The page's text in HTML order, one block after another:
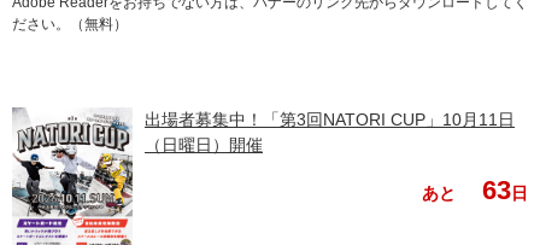
ださい。（無料）
出場者募集中！「第3回NATORI CUP」10月11日
（日曜日）開催
あと 63日